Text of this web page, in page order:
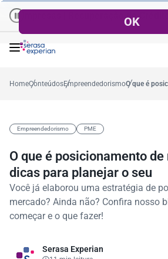
| Recuperação de Crédito
57,2% Cartão
HomeConteúdosEmpreendedorismoO que é
Empreendedorismo PME
O que é posicionamento de
dicas para planejar o seu
Você já elaborou uma estratégia de
mercado? Ainda não? Confira nosso
começar e o que fazer!
Serasa Experian